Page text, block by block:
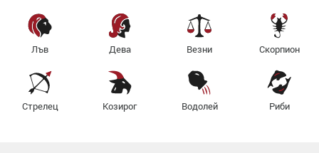
Лъв Дева Везни Скорпион
Стрелец Козирог Водолей Риби